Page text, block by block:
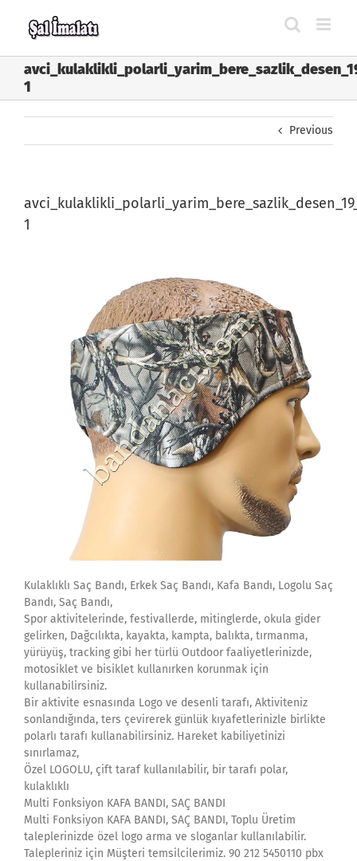
content
1
Previous
1
Kulaklıklı Saç Bandı, Erkek Saç Bandı, Kafa Bandı, Logolu Saç
Bandı, Saç Bandı,
Spor aktivitelerinde, festivallerde, mitinglerde, okula gider
gelirken, Dağcılıkta, kayakta, kampta, balıkta, tırmanma,
yürüyüş, tracking gibi her türlü Outdoor faaliyetlerinizde,
motosiklet ve bisiklet kullanırken korunmak için
kullanabilirsiniz.
Bir aktivite esnasında Logo ve desenli tarafı, Aktiviteniz
sonlandığında, ters çevirerek günlük kıyafetlerinizle birlikte
polarlı tarafı kullanabilirsiniz. Hareket kabiliyetinizi
sınırlamaz,
Özel LOGOLU, çift taraf kullanılabilir, bir tarafı polar,
kulaklıklı
Multi Fonksiyon KAFA BANDI, SAÇ BANDI
Multi Fonksiyon KAFA BANDI, SAÇ BANDI, Toplu Üretim
taleplerinizde özel logo arma ve sloganlar kullanılabilir.
Talepleriniz için Müşteri temsilcilerimiz. 90 212 5450110 pbx